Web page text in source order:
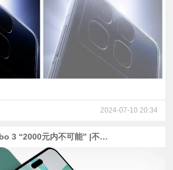
2024-07-10 20:34
烟幕弹？Redmi Turbo 3 “2000元内不可能” |不可能！iPhone 16新渲染图上热搜|小米首款开放式耳机预热